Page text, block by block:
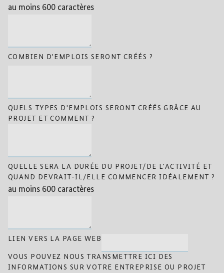
au moins 600 caractères
COMBIEN D'EMPLOIS SERONT CRÉÉS ?
QUELS TYPES D'EMPLOIS SERONT CRÉÉS GRÂCE AU
PROJET ET COMMENT ?
QUELLE SERA LA DURÉE DU PROJET/DE L'ACTIVITÉ ET
QUAND DEVRAIT-IL/ELLE COMMENCER IDÉALEMENT ?
au moins 600 caractères
LIEN VERS LA PAGE WEB
VOUS POUVEZ NOUS TRANSMETTRE ICI DES
INFORMATIONS SUR VOTRE ENTREPRISE OU PROJET